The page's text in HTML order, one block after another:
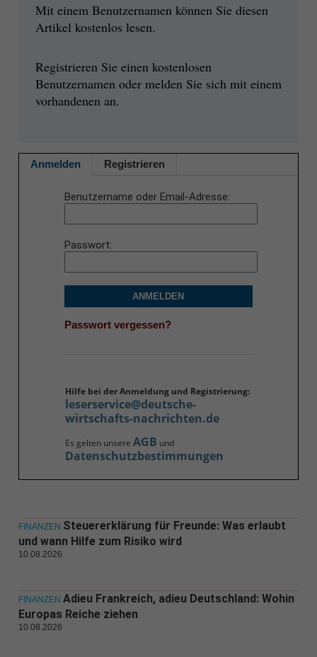
Mit einem Benutzernamen können Sie diesen
Artikel kostenlos lesen.
Registrieren Sie einen kostenlosen
Benutzernamen oder melden Sie sich mit einem
vorhandenen an.
Anmelden Registrieren
Benutzername oder Email-Adresse
Passwort
ANMELDEN
Passwort vergessen?
Hilfe bei der Anmeldung und Registrierung:
leserservice@deutsche-
wirtschafts-nachrichten.de
Es gelten unsere AGB und
Datenschutzbestimmungen
FINANZEN Steuererklärung für Freunde: Was erlaubt
und wann Hilfe zum Risiko wird
10.08.2026
FINANZEN Adieu Frankreich, adieu Deutschland: Wohin
Europas Reiche ziehen
10.08.2026